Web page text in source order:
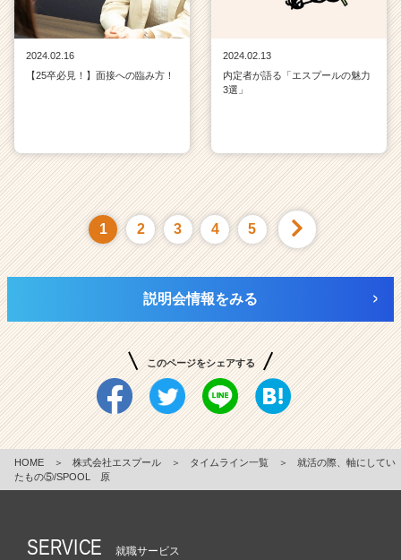
2024.02.16
【25卒必見！】面接への臨み方！
2024.02.13
内定者が語る「エスプールの魅力
3選」
1 2 3 4 5
説明会情報をみる
このページをシェアする
HOME ＞ 株式会社エスプール ＞ タイムライン一覧 ＞
就活の際、軸にしてい
たもの⑤/SPOOL 原
SERVICE 就職サービス